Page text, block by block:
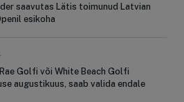
saavutas Lätis toimunud Latvian
esikoha
Golfi või White Beach Golfi
augustikuus, saab valida endale